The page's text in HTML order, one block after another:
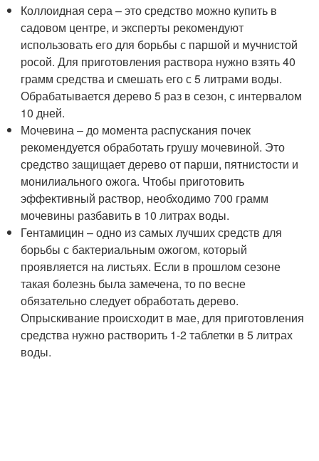
Коллоидная сера – это средство можно купить в
садовом центре, и эксперты рекомендуют
использовать его для борьбы с паршой и мучнистой
росой. Для приготовления раствора нужно взять 40
грамм средства и смешать его с 5 литрами воды.
Обрабатывается дерево 5 раз в сезон, с интервалом
10 дней.
Мочевина – до момента распускания почек
рекомендуется обработать грушу мочевиной. Это
средство защищает дерево от парши, пятнистости и
монилиального ожога. Чтобы приготовить
эффективный раствор, необходимо 700 грамм
мочевины разбавить в 10 литрах воды.
Гентамицин – одно из самых лучших средств для
борьбы с бактериальным ожогом, который
проявляется на листьях. Если в прошлом сезоне
такая болезнь была замечена, то по весне
обязательно следует обработать дерево.
Опрыскивание происходит в мае, для приготовления
средства нужно растворить 1-2 таблетки в 5 литрах
воды.